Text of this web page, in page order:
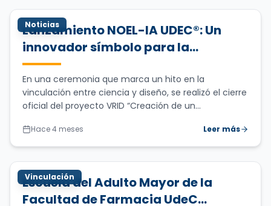
Noticias
Lanzamiento NOEL-IA UDEC®: Un
innovador símbolo para la
prevención de intoxicaciones en
Chile
En una ceremonia que marca un hito en la
vinculación entre ciencia y diseño, se realizó el cierre
oficial del proyecto VRID “Creación de un...
Hace 4 meses Leer más
Vinculación
Escuela del Adulto Mayor de la
Facultad de Farmacia UdeC